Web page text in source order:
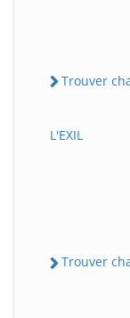
Trouver
L'EXIL
Trouver